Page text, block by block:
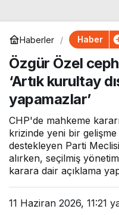
Haberler Haber
Özgür Özel
‘Artık kurultay
yapamazlar’
CHP'de mahkeme
krizinde yeni bir
destekleyen Parti
alırken, seçilmiş
karara dair açıklama
11 Haziran 2026, 11:21